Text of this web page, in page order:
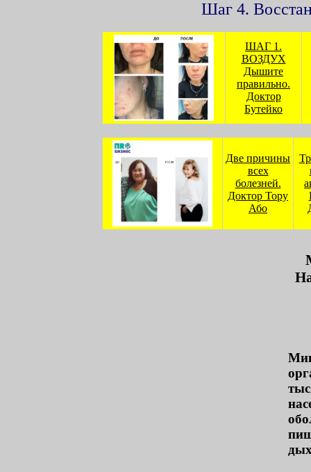
Шаг 4.
ШАГ 1.
ВОЗДУХ
Дышите
правильно.
Доктор
Бутейко
Две причины
всех
болезней.
Доктор Тору
Або